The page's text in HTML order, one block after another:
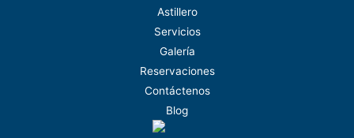
Astillero
Servicios
Galería
Reservaciones
Contáctenos
Blog